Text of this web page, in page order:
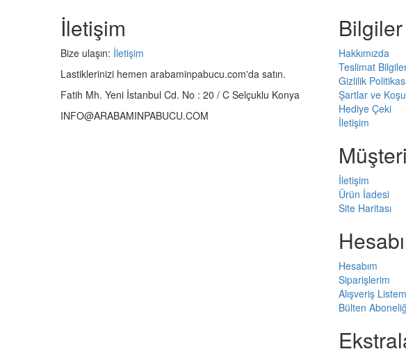
İletişim
Bize ulaşın: İletişim
Lastiklerinizi hemen arabaminpabucu.com'da satın.
Fatih Mh. Yeni İstanbul Cd. No : 20 / C Selçuklu Konya
INFO@ARABAMINPABUCU.COM
Bilgiler
Hakkımızda
Teslimat
Gizlilik
Şartlar ve
Hediye Çeki
İletişim
İletişim
Ürün İadesi
Site Haritası
Hesabım
Siparişlerim
Alışveriş Listem
Bülten